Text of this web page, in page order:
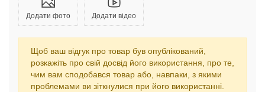
Додати фото Додати відео
Щоб ваш відгук про товар був опублікований,
розкажіть про свій досвід його використання, про те,
чим вам сподобався товар або, навпаки, з якими
проблемами ви зіткнулися при його використанні.